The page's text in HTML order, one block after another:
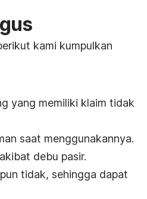
kami kumpulkan
yang memiliki klaim tidak
saat menggunakannya.
debu pasir.
tidak, sehingga dapat